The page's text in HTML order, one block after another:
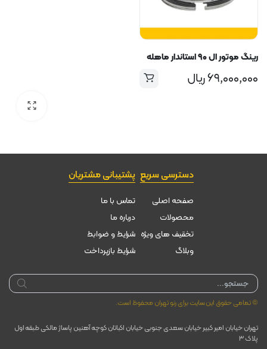
رینگ موتور ال ۹۰ استاندار ماهله
۶۹,۰۰۰,۰۰۰ریال
دسترسی سریع
صفحه اصلی
محصولات
تخقیف های ویژه
وبلاگ
پشتیبانی مشتریان
تماس با ما
درباره ما
شرایط و ضوابط
شرایط بازپرداخت
Products
search
© تمامی حقوق این سایت برای رنو تهران محفوظ است.
تهران خیابان امیر کبیر خیابان سعدی جنوبی خیابان اکباتان کوچه آهنین پاساژ مالکی طبقه اول
پلاک ۳